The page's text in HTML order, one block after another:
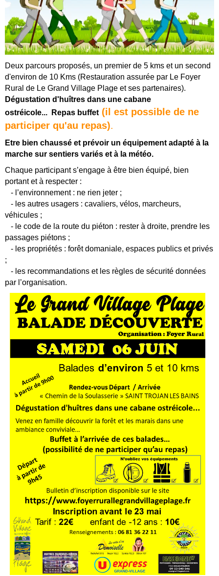
Deux parcours proposés, un premier de 5 kms et un second
d'environ de 10 Kms (Restauration assurée par Le Foyer
Rural de Le Grand Village Plage et ses partenaires).
Dégustation d'huîtres dans une cabane
ostréicole...
Repas buffet (il est possible de ne
participer qu'au repas).
Etre bien chaussé et prévoir un équipement adapté à la
marche sur sentiers variés et à la météo.
Chaque participant s’engage à être bien équipé, bien
portant et à respecter :
- l’environnement : ne rien jeter ;
- les autres usagers : cavaliers, vélos, marcheurs,
véhicules ;
- le code de la route du piéton : rester à droite, prendre les
passages piétons ;
- les propriétés : forêt domaniale, espaces publics et privés
;
- les recommandations et les règles de sécurité données
par l’organisation.